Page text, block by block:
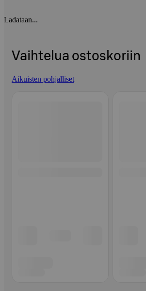
Ladataan...
Vaihtelua ostoskoriin
Aikuisten pohjalliset